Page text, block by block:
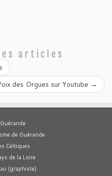
articles
des Orgues sur Youtube →
de Guérande
Celtiques
de la Loire
(graphiste)